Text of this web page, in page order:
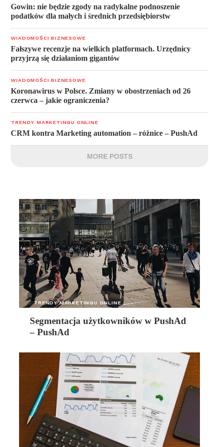
Gowin: nie będzie zgody na radykalne podnoszenie
podatków dla małych i średnich przedsiębiorstw
WIADOMOŚCI BIZNESOWE
Fałszywe recenzje na wielkich platformach. Urzędnicy
przyjrzą się działaniom gigantów
WIADOMOŚCI BIZNESOWE
Koronawirus w Polsce. Zmiany w obostrzeniach od 26
czerwca – jakie ograniczenia?
TRENDY MARKETINGU ONLINE
CRM kontra Marketing automation – różnice – PushAd
MORE POSTS
TRENDY MARKETINGU ONLINE
Segmentacja użytkowników w PushAd
– PushAd